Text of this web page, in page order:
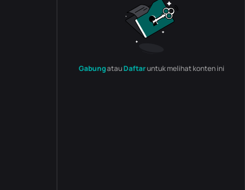
GabungatauDaftaruntuk melihat konten ini